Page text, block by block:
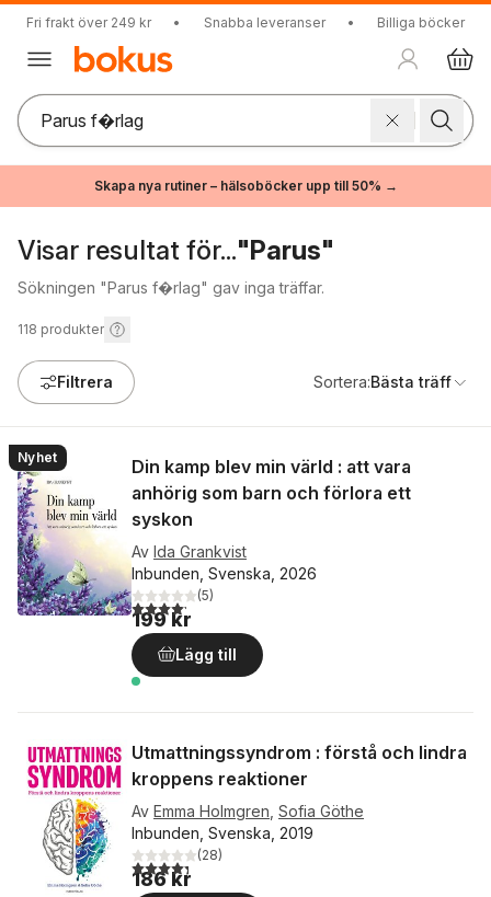
Fri frakt över 249 kr • Snabba leveranser • Billiga böcker
Skapa nya rutiner – hälsoböcker upp till 50% →
Visar resultat för..."Parus"
Sökningen "Parus f�rlag" gav inga träffar.
118 produkter
Filtrera Sortera:Bästa träff
Nyhet
Din kamp blev min värld : att vara
anhörig som barn och förlora ett
syskon
Av Ida Grankvist
Inbunden, Svenska, 2026
4,2utav 5 stjärnor. Totalt antal röster:
(5)
199 kr
Lägg till
Utmattningssyndrom : förstå och lindra
kroppens reaktioner
Av Emma Holmgren Sofia Göthe
Inbunden, Svenska, 2019
4,3utav 5 stjärnor. Totalt antal röster:
(28)
186 kr